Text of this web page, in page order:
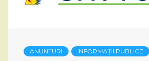
ANUNȚURI INFORMAȚII PUBLICE